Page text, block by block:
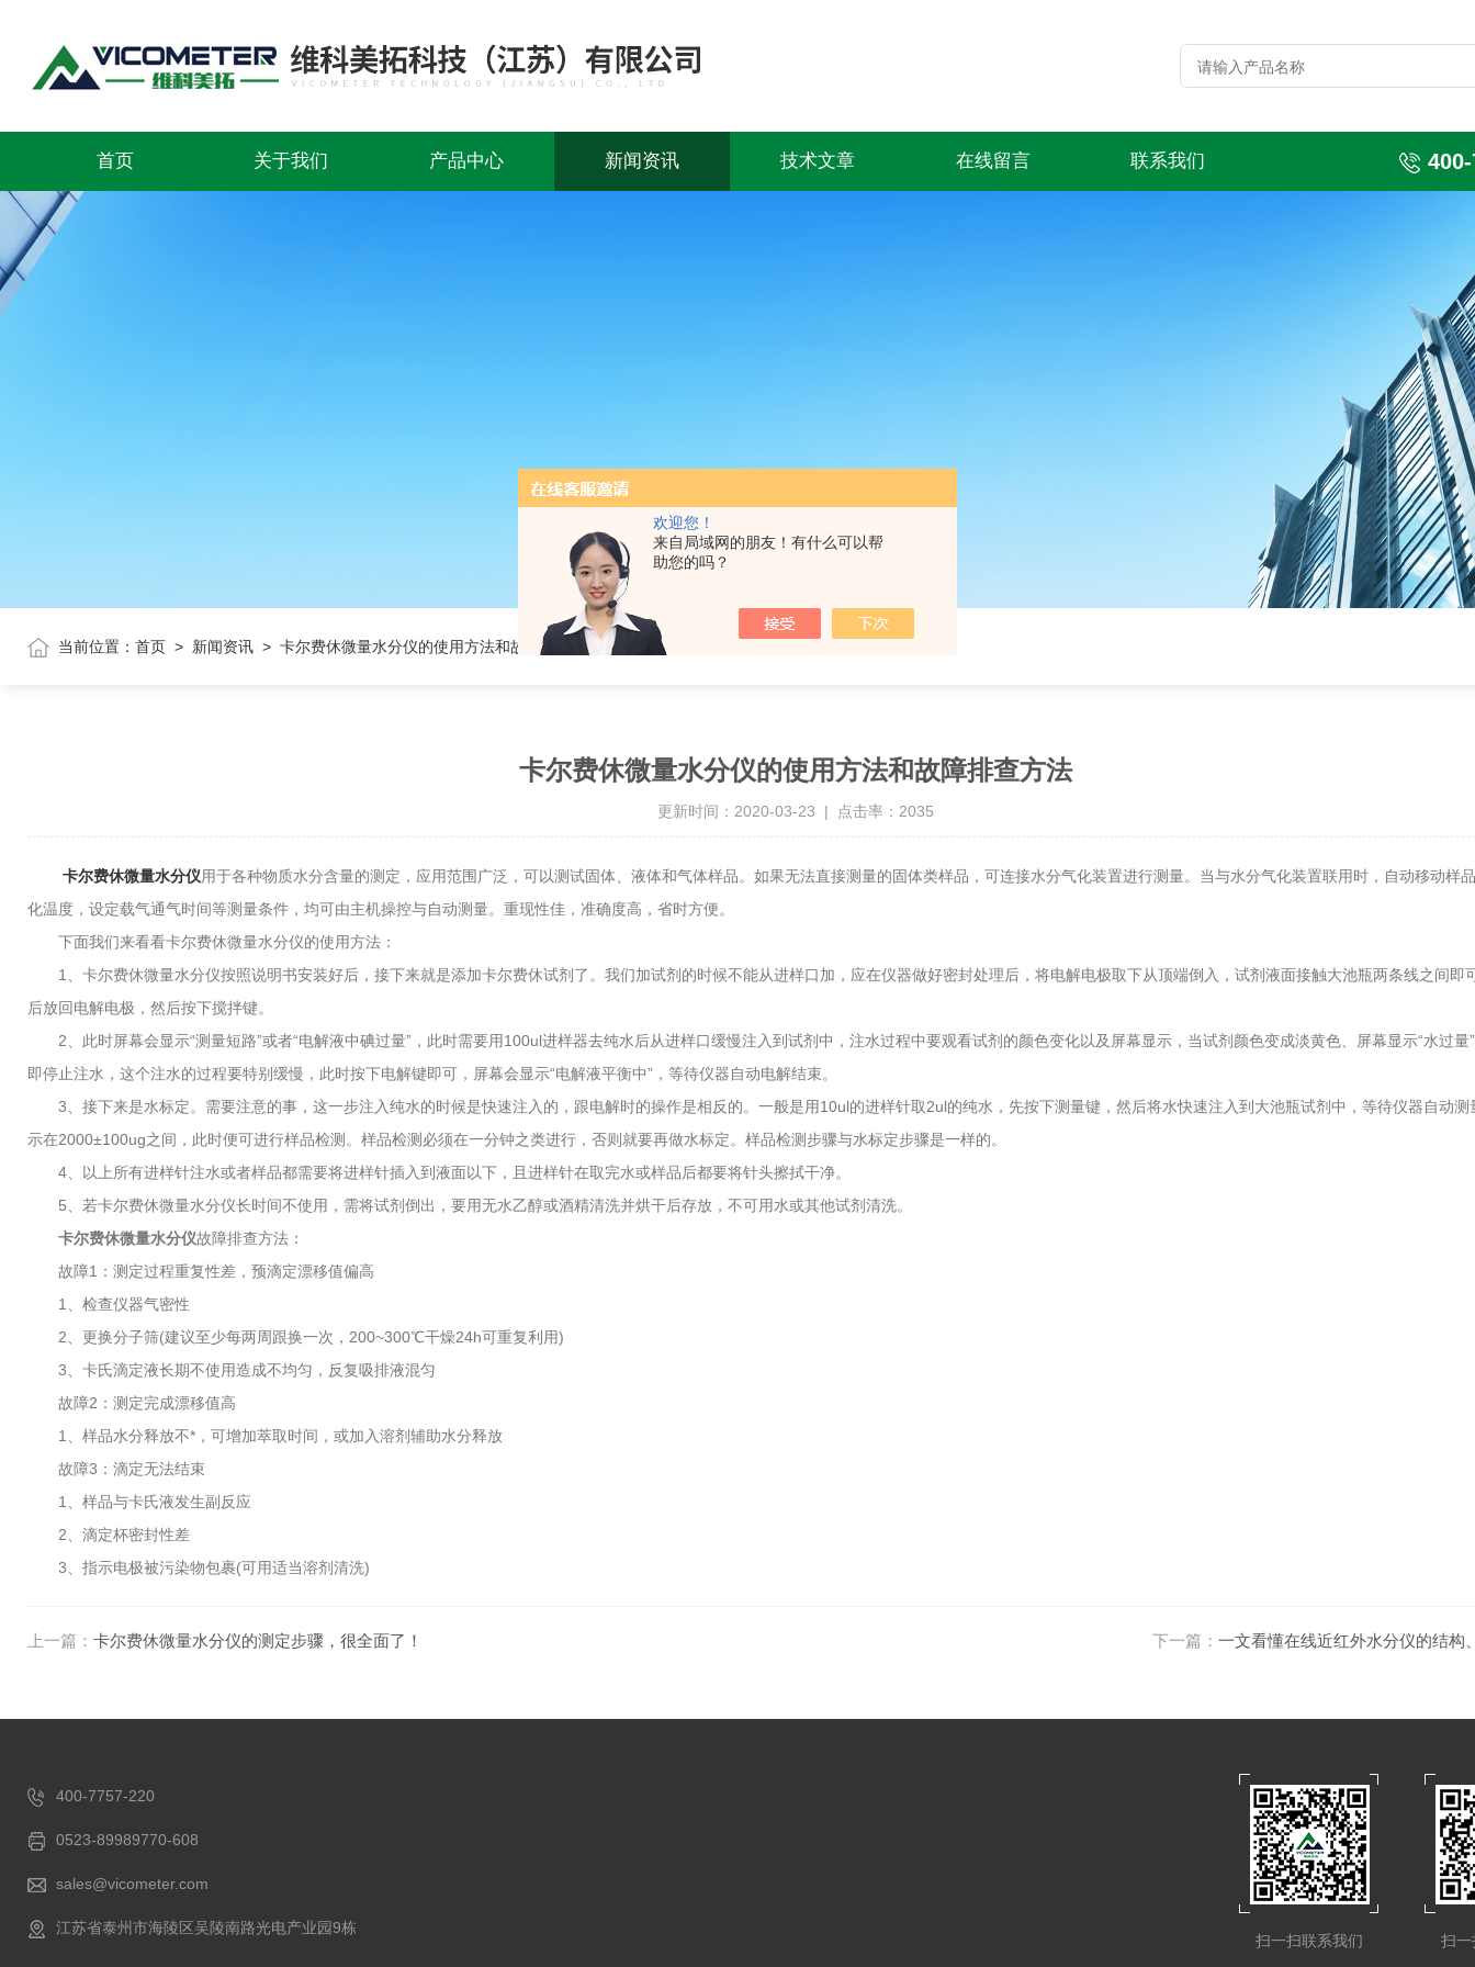
欢迎您！
来自局域网的朋友！有什么可以帮
助您的吗？
首页 关于我们 产品中心 新闻资讯 技术文章 在线留言 联系我们
当前位置： 首页 > 新闻资讯 > 卡尔费休微量水分仪的使用方法和故障排查方法
卡尔费休微量水分仪的使用方法和故障排查方法
更新时间：2020-03-23 | 点击率：2035
卡尔费休微量水分仪用于各种物质水分含量的测定，应用范围广泛，可以测试固体、液体和气体样品。如果无法直接测量的固体类样品，可连接水分气化装置进行测量。当与水分气化装置联用时，自动移动样
化温度，设定载气通气时间等测量条件，均可由主机操控与自动测量。重现性佳，准确度高，省时方便。
下面我们来看看卡尔费休微量水分仪的使用方法：
1、卡尔费休微量水分仪按照说明书安装好后，接下来就是添加卡尔费休试剂了。我们加试剂的时候不能从进样口加，应在仪器做好密封处理后，将电解电极取下从顶端倒入，试剂液面接触大池瓶两条线之间即
后放回电解电极，然后按下搅拌键。
2、此时屏幕会显示“测量短路”或者“电解液中碘过量”，此时需要用100ul进样器去纯水后从进样口缓慢注入到试剂中，注水过程中要观看试剂的颜色变化以及屏幕显示，当试剂颜色变成淡黄色、屏幕显示“水过量
即停止注水，这个注水的过程要特别缓慢，此时按下电解键即可，屏幕会显示“电解液平衡中”，等待仪器自动电解结束。
3、接下来是水标定。需要注意的事，这一步注入纯水的时候是快速注入的，跟电解时的操作是相反的。一般是用10ul的进样针取2ul的纯水，先按下测量键，然后将水快速注入到大池瓶试剂中，等待仪器自动测
示在2000±100ug之间，此时便可进行样品检测。样品检测必须在一分钟之类进行，否则就要再做水标定。样品检测步骤与水标定步骤是一样的。
4、以上所有进样针注水或者样品都需要将进样针插入到液面以下，且进样针在取完水或样品后都要将针头擦拭干净。
5、若卡尔费休微量水分仪长时间不使用，需将试剂倒出，要用无水乙醇或酒精清洗并烘干后存放，不可用水或其他试剂清洗。
卡尔费休微量水分仪故障排查方法：
故障1：测定过程重复性差，预滴定漂移值偏高
1、检查仪器气密性
2、更换分子筛(建议至少每两周跟换一次，200~300℃干燥24h可重复利用)
3、卡氏滴定液长期不使用造成不均匀，反复吸排液混匀
故障2：测定完成漂移值高
1、样品水分释放不*，可增加萃取时间，或加入溶剂辅助水分释放
故障3：滴定无法结束
1、样品与卡氏液发生副反应
2、滴定杯密封性差
3、指示电极被污染物包裹(可用适当溶剂清洗)
上一篇： 卡尔费休微量水分仪的测定步骤，很全面了！ 下一篇： 一文看懂在线近红外水分仪的结构
400-7757-220
0523-89989770-608
sales@vicometer.com
江苏省泰州市海陵区吴陵南路光电产业园9栋
扫一
扫一扫联系我们